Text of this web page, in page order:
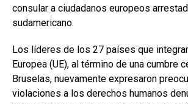
consular a ciudadanos europeos
sudamericano.
Los líderes de los 27 países que
Europea (UE), al término de una cumbre
Bruselas, nuevamente expresaron
violaciones a los derechos humanos